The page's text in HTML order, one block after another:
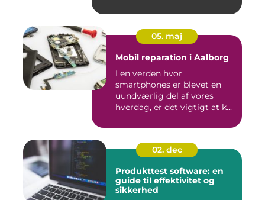
05. maj
Mobil reparation i Aalborg
I en verden hvor
smartphones er blevet en
uundværlig del af vores
hverdag, er det vigtigt at k...
02. dec
Produkttest software: en
guide til effektivitet og
sikkerhed